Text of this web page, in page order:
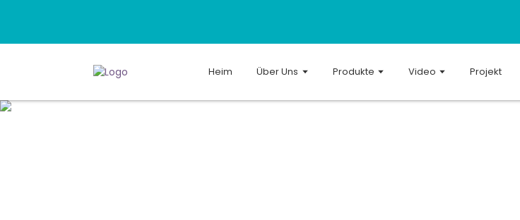
Heim Über Uns Produkte Video Projekt